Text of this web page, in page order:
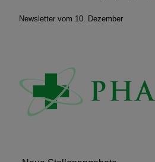
Newsletter vom 10. Dezember